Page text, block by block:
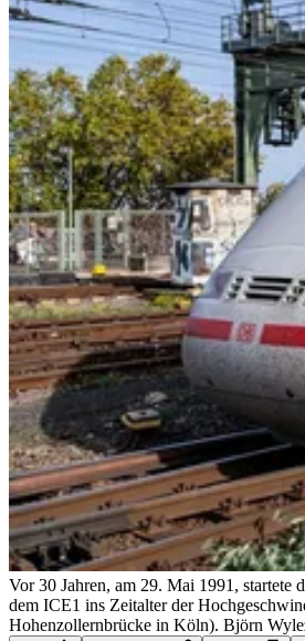
Vor 30 Jahren, am 29. Mai 1991, startete
dem ICE1 ins Zeitalter der
Hohenzollernbrücke in Köln). Björn